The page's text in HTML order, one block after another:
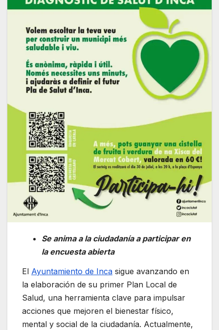
Se anima a la ciudadanía a participar en
la encuesta abierta
El Ayuntamiento de Inca sigue avanzando en
la elaboración de su primer Plan Local de
Salud, una herramienta clave para impulsar
acciones que mejoren el bienestar físico,
mental y social de la ciudadanía. Actualmente,